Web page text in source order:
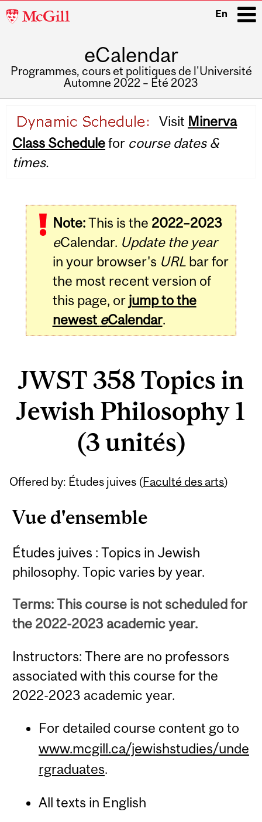
McGill
En
eCalendar
Programmes, cours et politiques de l'Université
Automne 2022 – Été 2023
navigation
Visit Minerva
Class Schedulefor course dates &
times.
Note:This is the 2022–2023
eCalendar. Update the year
in your browser's URLbar for
the most recent version of
this page, or jump to the
newest eCalendar.
JWST 358 Topics in
Jewish Philosophy 1
(3 unités)
Offered by: Études juives (Faculté des arts)
Vue d'ensemble
Études juives : Topics in Jewish
philosophy. Topic varies by year.
Terms: This course is not scheduled for
the 2022-2023 academic year.
Instructors: There are no professors
associated with this course for the
2022-2023 academic year.
For detailed course content go to
www.mcgill.ca/jewishstudies/unde
rgraduates.
All texts in English
Related